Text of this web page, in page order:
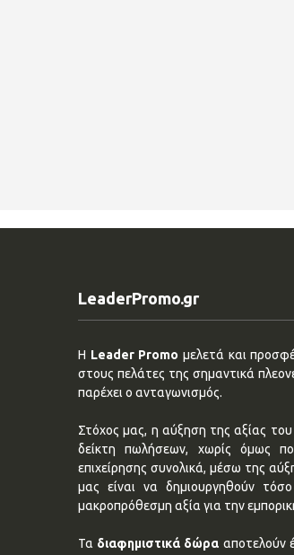
LeaderPromo.gr
Η Leader Promo μελετά και
στους πελάτες της σημαντικά
παρέχει ο ανταγωνισμός.
Στόχος μας, η αύξηση της αξίας
δείκτη πωλήσεων, χωρίς όμως
επιχείρησης συνολικά, μέσω της
μας είναι να δημιουργηθούν
μακροπρόθεσμη αξία για την
Τα διαφημιστικά δώρα αποτελούν